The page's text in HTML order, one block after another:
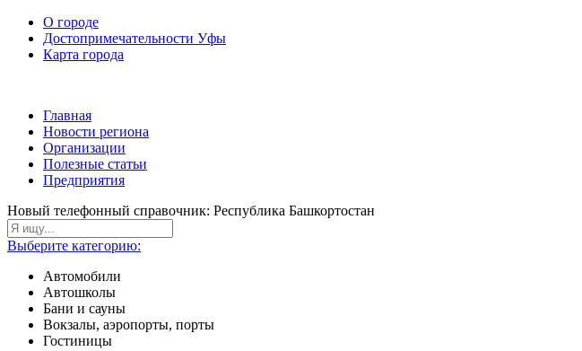
О городе
Достопримечательности Уфы
Карта города
Главная
Новости региона
Организации
Полезные статьи
Предприятия
Новый телефонный справочник: Республика Башкортостан
Выберите категорию:
Автомобили
Автошколы
Бани и сауны
Вокзалы, аэропорты, порты
Гостиницы